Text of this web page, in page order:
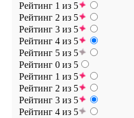
Рейтинг 1 из 5
Рейтинг 2 из 5
Рейтинг 3 из 5
Рейтинг 4 из 5
Рейтинг 5 из 5
Рейтинг 0 из 5
Рейтинг 1 из 5
Рейтинг 2 из 5
Рейтинг 3 из 5
Рейтинг 4 из 5